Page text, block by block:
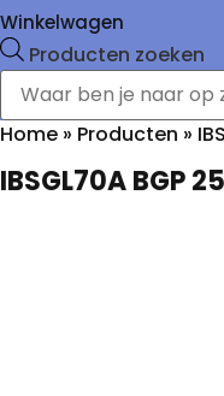
Winkelwagen
Producten zoeken
Home » Producten »
IBSGL70A BGP